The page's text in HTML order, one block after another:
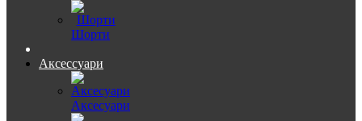
Шорти
Аксессуари
Аксесуари